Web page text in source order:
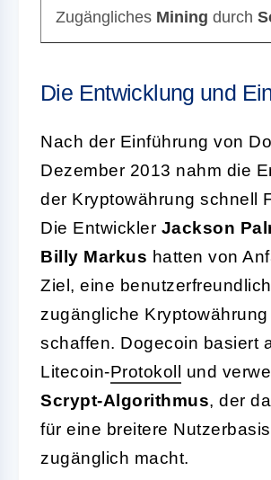
Zugängliches Mining durch
Die Entwicklung und
Nach der Einführung von
Dezember 2013 nahm die
der Kryptowährung schnell
Die Entwickler Jackson
Billy Markus hatten von
Ziel, eine
zugängliche Kryptowährung
schaffen. Dogecoin basiert
Litecoin-Protokoll und
Scrypt-Algorithmus, der
für eine breitere Nutzerbasis
zugänglich macht.